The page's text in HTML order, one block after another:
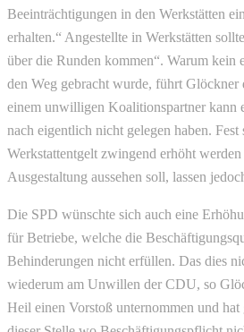
Beeinträchtigungen in den Werkstätten
erhalten.“ Angestellte in Werkstätten
über die Runden kommen“. Warum kein
den Weg gebracht wurde, führt Glöckner
einem unwilligen Koalitionspartner kann
nach eigentlich nicht gelegen haben. Fest
Werkstattentgelt zwingend erhöht
Ausgestaltung aussehen soll, lassen
Die SPD wünschte sich auch eine
für Betriebe, welche die
Behinderungen nicht erfüllen. Das dies
wiederum am Unwillen der CDU, so
Heil einen Vorstoß unternommen und hat